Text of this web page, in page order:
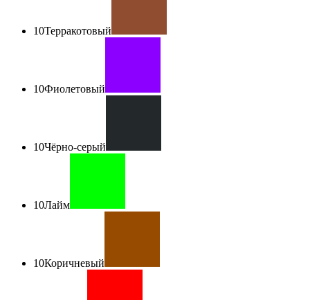
10Терракотовый
10Фиолетовый
10Чёрно-серый
10Лайм
10Коричневый